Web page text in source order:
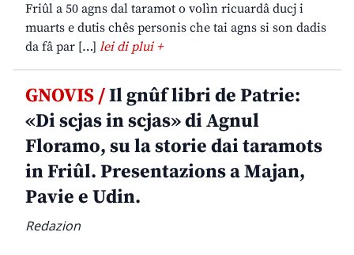
Friûl a 50 agns dal taramot o volìn ricuardâ ducj i
muarts e dutis chês personis che tai agns si son dadis
da fâ par […] lei di plui +
GNOVIS /Il gnûf libri de Patrie:
«Di scjas in scjas» di Agnul
Floramo, su la storie dai taramots
in Friûl. Presentazions a Majan,
Pavie e Udin.
Redazion